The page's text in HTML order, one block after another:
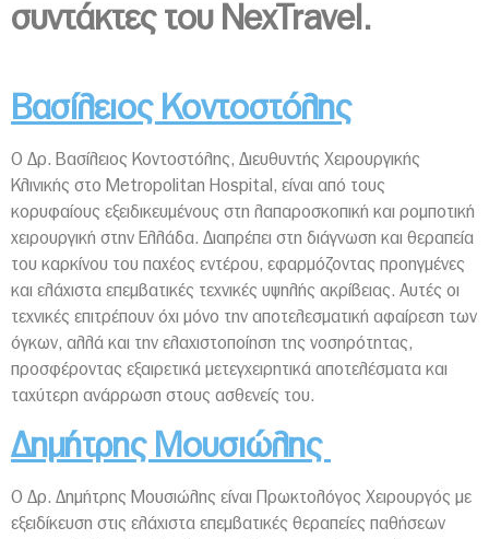
συντάκτες του NexTravel.
Βασίλειος Κοντοστόλης
Ο Δρ. Βασίλειος Κοντοστόλης, Διευθυντής Χειρουργικής
Κλινικής στο Metropolitan Hospital, είναι από τους
κορυφαίους εξειδικευμένους στη λαπαροσκοπική και ρομποτική
χειρουργική στην Ελλάδα. Διαπρέπει στη διάγνωση και θεραπεία
του καρκίνου του παχέος εντέρου, εφαρμόζοντας προηγμένες
και ελάχιστα επεμβατικές τεχνικές υψηλής ακρίβειας. Αυτές οι
τεχνικές επιτρέπουν όχι μόνο την αποτελεσματική αφαίρεση των
όγκων, αλλά και την ελαχιστοποίηση της νοσηρότητας,
προσφέροντας εξαιρετικά μετεγχειρητικά αποτελέσματα και
ταχύτερη ανάρρωση στους ασθενείς του.
Δημήτρης Μουσιώλης
Ο Δρ. Δημήτρης Μουσιώλης είναι Πρωκτολόγος Χειρουργός με
εξειδίκευση στις ελάχιστα επεμβατικές θεραπείες παθήσεων